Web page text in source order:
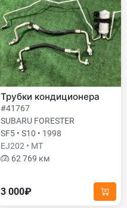
Трубки кондиционера
#41767
SUBARU FORESTER
SF5 • S10 • 1998
EJ202 • MT
62 769 км
3 000₽